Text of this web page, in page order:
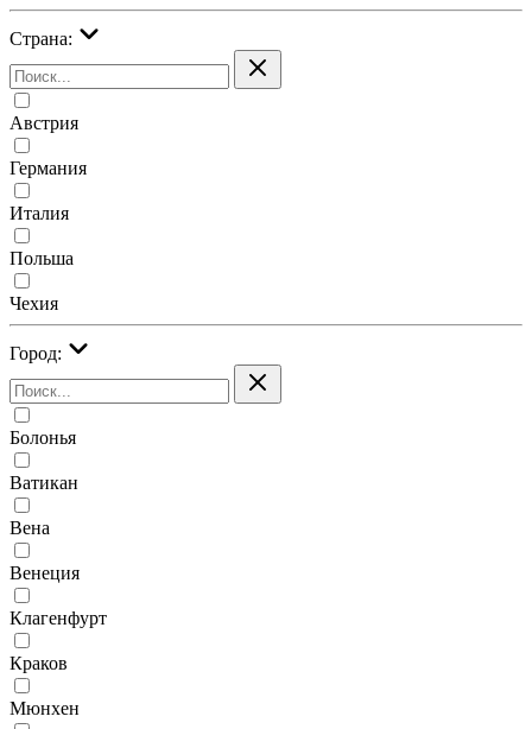
Страна:
Австрия
Германия
Италия
Польша
Чехия
Город:
Болонья
Ватикан
Вена
Венеция
Клагенфурт
Краков
Мюнхен